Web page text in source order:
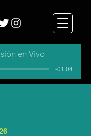
en Vivo
-01:04